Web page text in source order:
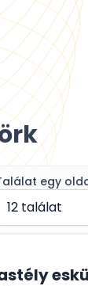
egy
12 találat